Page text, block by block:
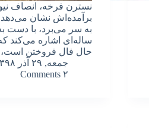
نسترن فرخه، انصاف
برآمده‌اش نشان
به سر می‌برد، با دست
ساله‌ای اشاره می‌کند
حال فال فروختن
جمعه, ۲۹ آذر ۱۳۹۸ – ۰۸:۳۰
۲ Comments